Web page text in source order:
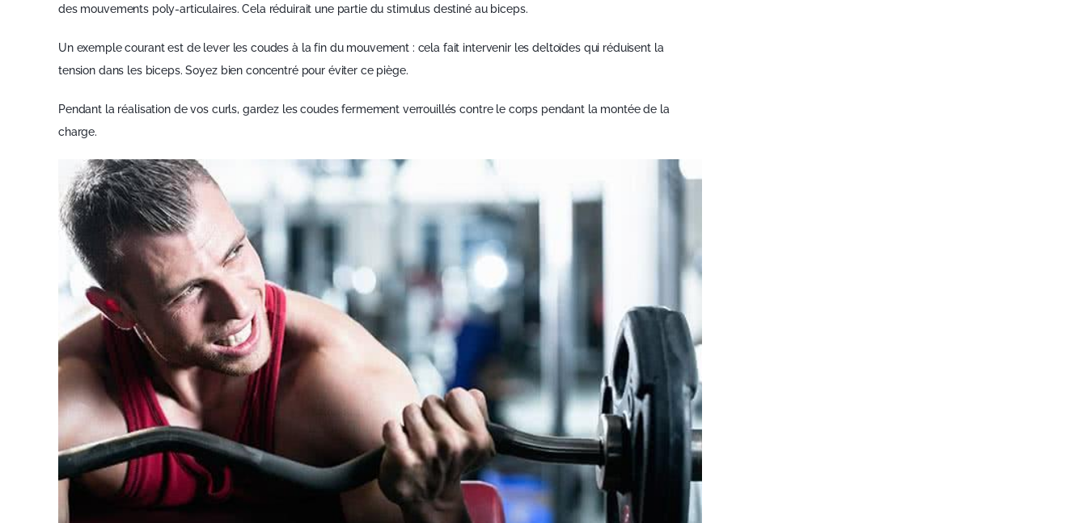
des mouvements poly-articulaires. Cela réduirait une partie du stimulus destiné au biceps.
Un exemple courant est de lever les coudes à la fin du mouvement : cela fait intervenir les deltoïdes qui réduisent la
tension dans les biceps. Soyez bien concentré pour éviter ce piège.
Pendant la réalisation de vos curls, gardez les coudes fermement verrouillés contre le corps pendant la montée de la
charge.